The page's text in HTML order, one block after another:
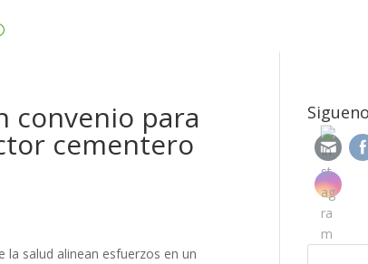
convenio para
cementero
salud alinean esfuerzos en un